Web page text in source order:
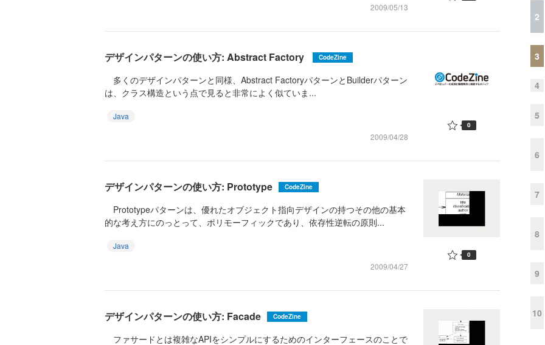
2009/05/13
デザインパターンの使い方: Abstract Factory CodeZine
多くのデザインパターンと同様、Abstract FactoryパターンとBuilderパターン
は、クラス構造という点で見ると非常によく似ていま...
Java
2009/04/28
0
デザインパターンの使い方: Prototype CodeZine
Prototypeパターンは、優れたオブジェクト指向デザインの持つその他の基本
的な考え方にのっとって、ポリモーフィックであり、依存性逆転の原則...
Java
2009/04/27
0
デザインパターンの使い方: Facade CodeZine
ファサードとは複雑なAPIをシンプルにするためのインターフェースのことで
2
3
4
5
6
7
8
9
10